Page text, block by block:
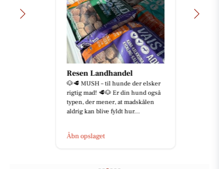
Resen Landhandel
🐶🥩 MUSH – til hunde der elsker
rigtig mad! 🥩🐶 Er din hund også
typen, der mener, at madskålen
aldrig kan blive fyldt hur...
Åbn opslaget